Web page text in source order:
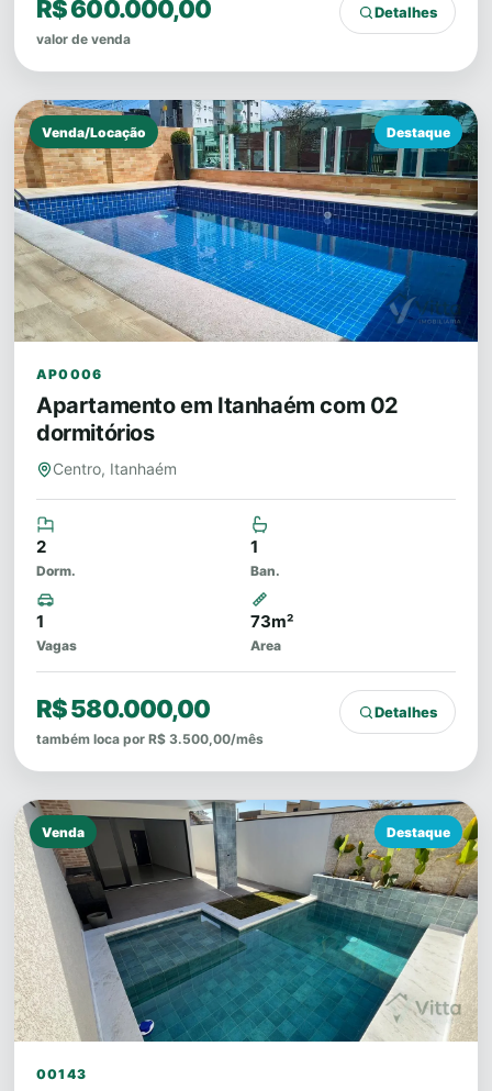
R$ 600.000,00
valor de venda
Detalhes
Venda/Locação Destaque
AP0006
Apartamento em Itanhaém com 02
dormitórios
Centro, Itanhaém
2
Dorm.
1
Ban.
1
Vagas
73m²
Area
R$ 580.000,00
também loca por R$ 3.500,00/mês
Detalhes
Venda Destaque
00143